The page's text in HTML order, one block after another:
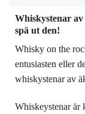
Whiskystenar
spä ut den!
Whisky on the
entusiasten eller
whiskystenar av
Whiskeystenar är